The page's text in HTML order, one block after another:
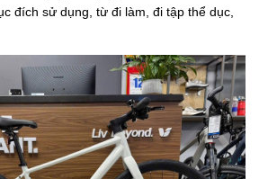
đích sử dụng, từ đi làm, đi tập thể dục,